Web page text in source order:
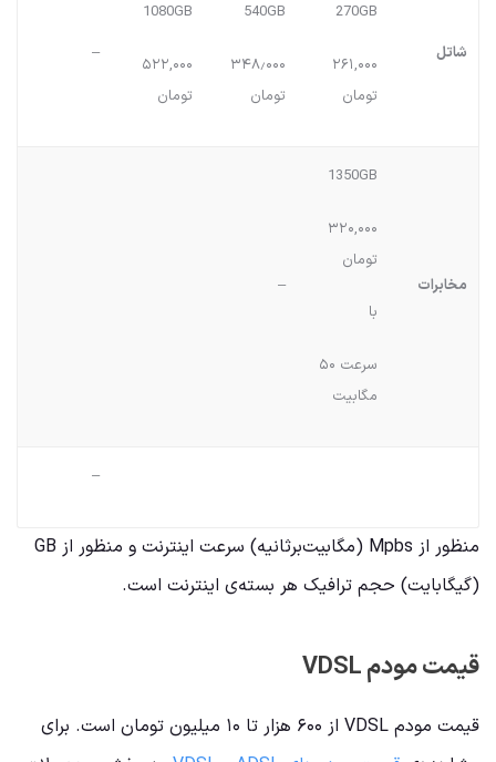
شاتل
270GB
۲۶۱,۰۰۰
تومان
540GB
۳۴۸٫۰۰۰
تومان
1080GB
۵۲۲,۰۰۰
تومان
–
مخابرات
1350GB
۳۲۰,۰۰۰
تومان
با
سرعت ۵۰
مگابیت
–
–
منظور از Mpbs (مگابیت‌بر‌ثانیه) سرعت اینترنت و منظور از GB
(گیگابایت) حجم ترافیک هر بسته‌ی اینترنت است.
قیمت مودم VDSL
قیمت مودم VDSL از ۶۰۰ هزار تا ۱۰ میلیون تومان است. برای